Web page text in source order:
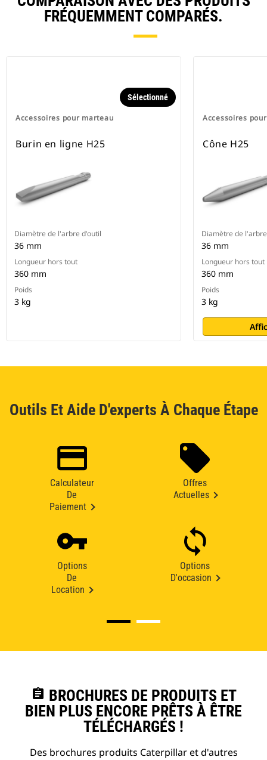
FRÉQUEMMENT COMPARÉS.
Accessoires pour marteau
Sélectionné
Burin en ligne H25
Diamètre de l'arbre d'outil
36 mm
Longueur hors tout
360 mm
Poids
3 kg
Accessoires
Cône H25
Diamètre de
36 mm
Longueur hors tout
360 mm
Poids
3 kg
Outils Et Aide D'experts À Chaque Étape
Calculateur
De
Paiement
Offres
Actuelles
Options
De
Location
Options
D'occasion
assignment BROCHURES DE PRODUITS ET
BIEN PLUS ENCORE PRÊTS À ÊTRE
TÉLÉCHARGÉS !
Des brochures produits Caterpillar et d'autres